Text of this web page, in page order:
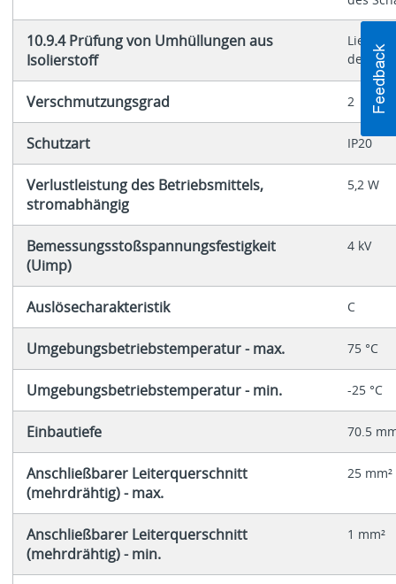
10.9.4 Prüfung von Umhüllungen aus
Isolierstoff
Liegt in
des
Verschmutzungsgrad 2
Schutzart IP20
Verlustleistung des Betriebsmittels,
stromabhängig
5,2 W
Bemessungsstoßspannungsfestigkeit
(Uimp)
4 kV
Auslösecharakteristik C
Umgebungsbetriebstemperatur - max. 75 °C
Umgebungsbetriebstemperatur - min. -25 °C
Einbautiefe 70.5
Anschließbarer Leiterquerschnitt
(mehrdrähtig) - max.
25 mm²
Anschließbarer Leiterquerschnitt
(mehrdrähtig) - min.
1 mm²